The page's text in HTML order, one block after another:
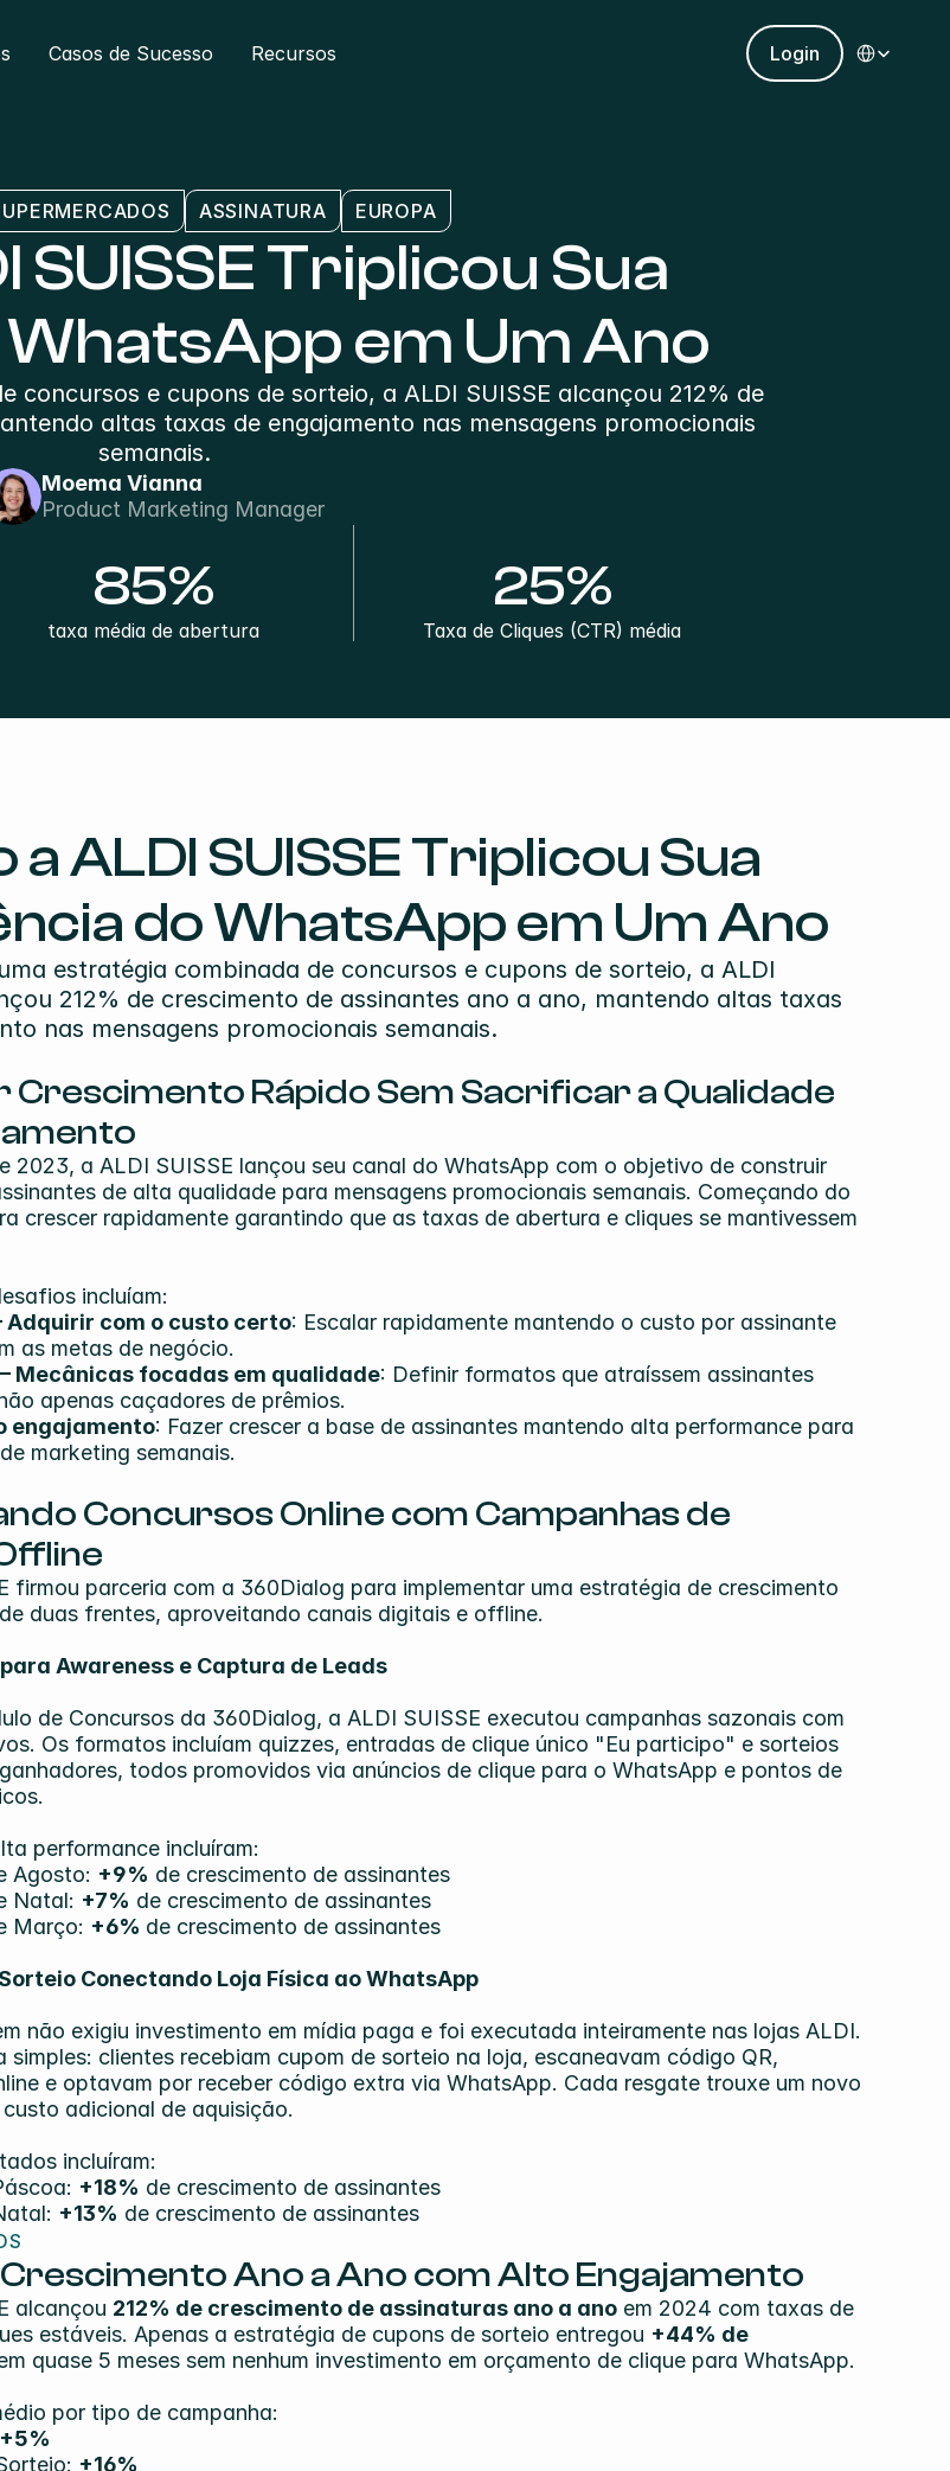
Casos de Sucesso Recursos Login
ASSINATURA EUROPA
SUISSE Triplicou Sua
em Um Ano
concursos e cupons de sorteio, a ALDI SUISSE alcançou 212% de
altas taxas de engajamento nas mensagens promocionais
semanais.
Moema Vianna
Product Marketing Manager
85%
taxa média de abertura
25%
Taxa de Cliques (CTR) média
a ALDI SUISSE Triplicou Sua
do WhatsApp em Um Ano
estratégia combinada de concursos e cupons de sorteio, a ALDI
212% de crescimento de assinantes ano a ano, mantendo altas taxas
nas mensagens promocionais semanais.
Crescimento Rápido Sem Sacrificar a Qualidade
2023, a ALDI SUISSE lançou seu canal do WhatsApp com o objetivo de construir
de alta qualidade para mensagens promocionais semanais. Começando do
crescer rapidamente garantindo que as taxas de abertura e cliques se mantivessem
incluíam:
Adquirir com o custo certo: Escalar rapidamente mantendo o custo por assinante
as metas de negócio.
Mecânicas focadas em qualidade: Definir formatos que atraíssem assinantes
apenas caçadores de prêmios.
engajamento: Fazer crescer a base de assinantes mantendo alta performance para
marketing semanais.
Concursos Online com Campanhas de
firmou parceria com a 360Dialog para implementar uma estratégia de crescimento
duas frentes, aproveitando canais digitais e offline.
Awareness e Captura de Leads
de Concursos da 360Dialog, a ALDI SUISSE executou campanhas sazonais com
Os formatos incluíam quizzes, entradas de clique único "Eu participo" e sorteios
todos promovidos via anúncios de clique para o WhatsApp e pontos de
performance incluíram:
Agosto: +9% de crescimento de assinantes
Natal: +7% de crescimento de assinantes
Março: +6% de crescimento de assinantes
Conectando Loja Física ao WhatsApp
não exigiu investimento em mídia paga e foi executada inteiramente nas lojas ALDI.
simples: clientes recebiam cupom de sorteio na loja, escaneavam código QR,
e optavam por receber código extra via WhatsApp. Cada resgate trouxe um novo
adicional de aquisição.
incluíram:
+18% de crescimento de assinantes
+13% de crescimento de assinantes
Crescimento Ano a Ano com Alto Engajamento
alcançou 212% de crescimento de assinaturas ano a ano em 2024 com taxas de
estáveis. Apenas a estratégia de cupons de sorteio entregou +44% de
quase 5 meses sem nenhum investimento em orçamento de clique para WhatsApp.
por tipo de campanha:
+5%
+16%